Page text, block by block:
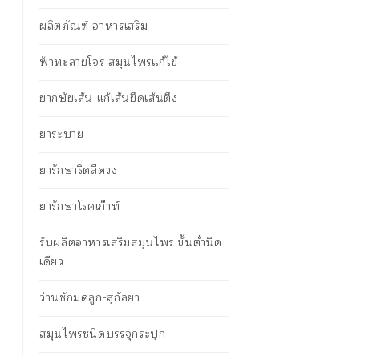
ผลิตภัณฑ์ อาหารเสริม
ฟ้าทะลายโจร สมุนไพรแก้ไข้
ยากษัยเส้น แก้เส้นยึดเส้นตึง
ยาระบาย
ยารักษาริดสีดวง
ยารักษาโรคเก๊าท์
รับผลิตอาหารเสริมสมุนไพร ขั้นต่ำนิด
เดียว
ว่านชักมดลูก-สุกัลยา
สมุนไพรชนิดบรรจุกระปุก